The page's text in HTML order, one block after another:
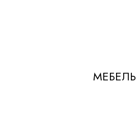
МЕБЕЛЬ